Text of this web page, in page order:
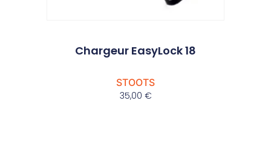
Chargeur EasyLock 18
STOOTS
35,00 €